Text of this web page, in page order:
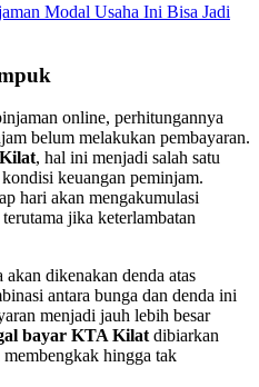
Modal Usaha Ini Bisa Jadi
online, perhitungannya
belum melakukan pembayaran.
, hal ini menjadi salah satu
keuangan peminjam.
hari akan mengakumulasi
jika keterlambatan
dikenakan denda atas
antara bunga dan denda ini
menjadi jauh lebih besar
bayar KTA Kilat dibiarkan
hingga tak